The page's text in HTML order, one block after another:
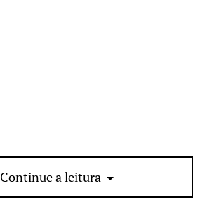
Continue a leitura